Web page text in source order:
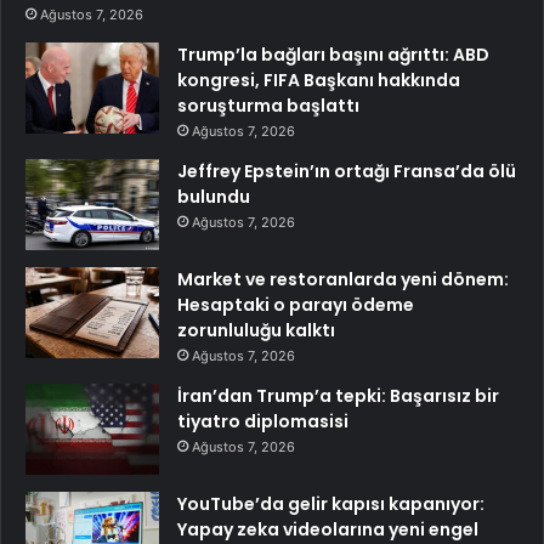
Ağustos 7, 2026
Trump’la bağları başını ağrıttı: ABD
kongresi, FIFA Başkanı hakkında
soruşturma başlattı
Ağustos 7, 2026
Jeffrey Epstein’ın ortağı Fransa’da ölü
bulundu
Ağustos 7, 2026
Market ve restoranlarda yeni dönem:
Hesaptaki o parayı ödeme
zorunluluğu kalktı
Ağustos 7, 2026
İran’dan Trump’a tepki: Başarısız bir
tiyatro diplomasisi
Ağustos 7, 2026
YouTube’da gelir kapısı kapanıyor:
Yapay zeka videolarına yeni engel